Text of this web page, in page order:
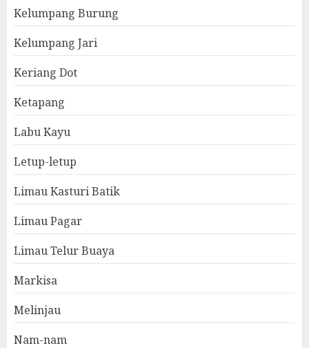
Kelumpang Burung
Kelumpang Jari
Keriang Dot
Ketapang
Labu Kayu
Letup-letup
Limau Kasturi Batik
Limau Pagar
Limau Telur Buaya
Markisa
Melinjau
Nam-nam